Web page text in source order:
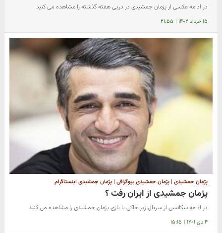
در ادامه عکسی از پژمان جمشیدی در دربی هفته گذشته را مشاهده می کنید
۱۵ خرداد ۱۴۰۲ | ۲۱:۵۵
پژمان جمشیدی | پژمان جمشیدی بیوگرافی | پژمان جمشیدی اینستاگرام
پژمان جمشیدی از ایران رفت ؟
در ادامه سکانسی از سریال زیر خاکی با بازی پژمان جمشیدی را مشاهده می کنید
۴ دی ۱۴۰۱ | ۱۵:۱۵